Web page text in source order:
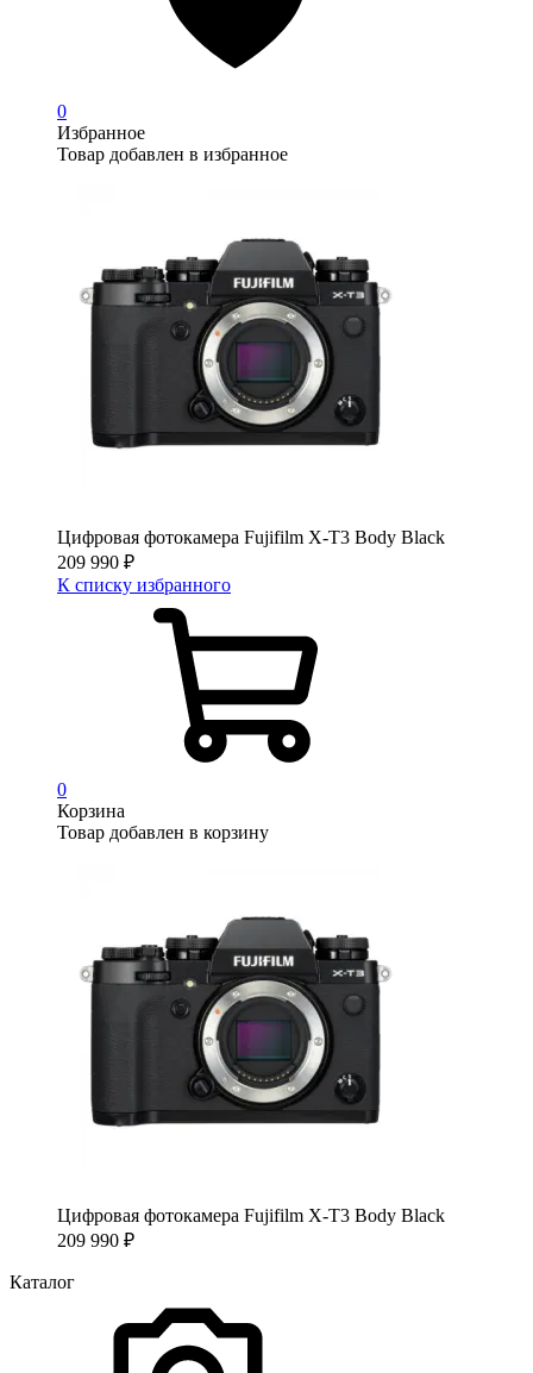
0
Избранное
Товар добавлен в избранное
Цифровая фотокамера Fujifilm X-T3 Body Black
209 990 ₽
К списку избранного
0
Корзина
Товар добавлен в корзину
Цифровая фотокамера Fujifilm X-T3 Body Black
209 990 ₽
Каталог